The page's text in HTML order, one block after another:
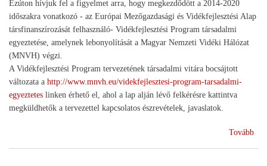
Ezúton hívjuk fel a figyelmet arra, hogy megkezdődött a 2014-2020
időszakra vonatkozó - az Európai Mezőgazdasági és Vidékfejlesztési Alap
társfinanszírozását felhasználó- Vidékfejlesztési Program társadalmi
egyeztetése, amelynek lebonyolítását a Magyar Nemzeti Vidéki Hálózat
(MNVH) végzi.
A Vidékfejlesztési Program tervezetének társadalmi vitára bocsájtott
változata a http://www.mnvh.eu/videkfejlesztesi-program-tarsadalmi-
egyeztetes linken érhető el, ahol a lap alján lévő felkérésre kattintva
megküldhetők a tervezettel kapcsolatos észrevételek, javaslatok.
Tovább